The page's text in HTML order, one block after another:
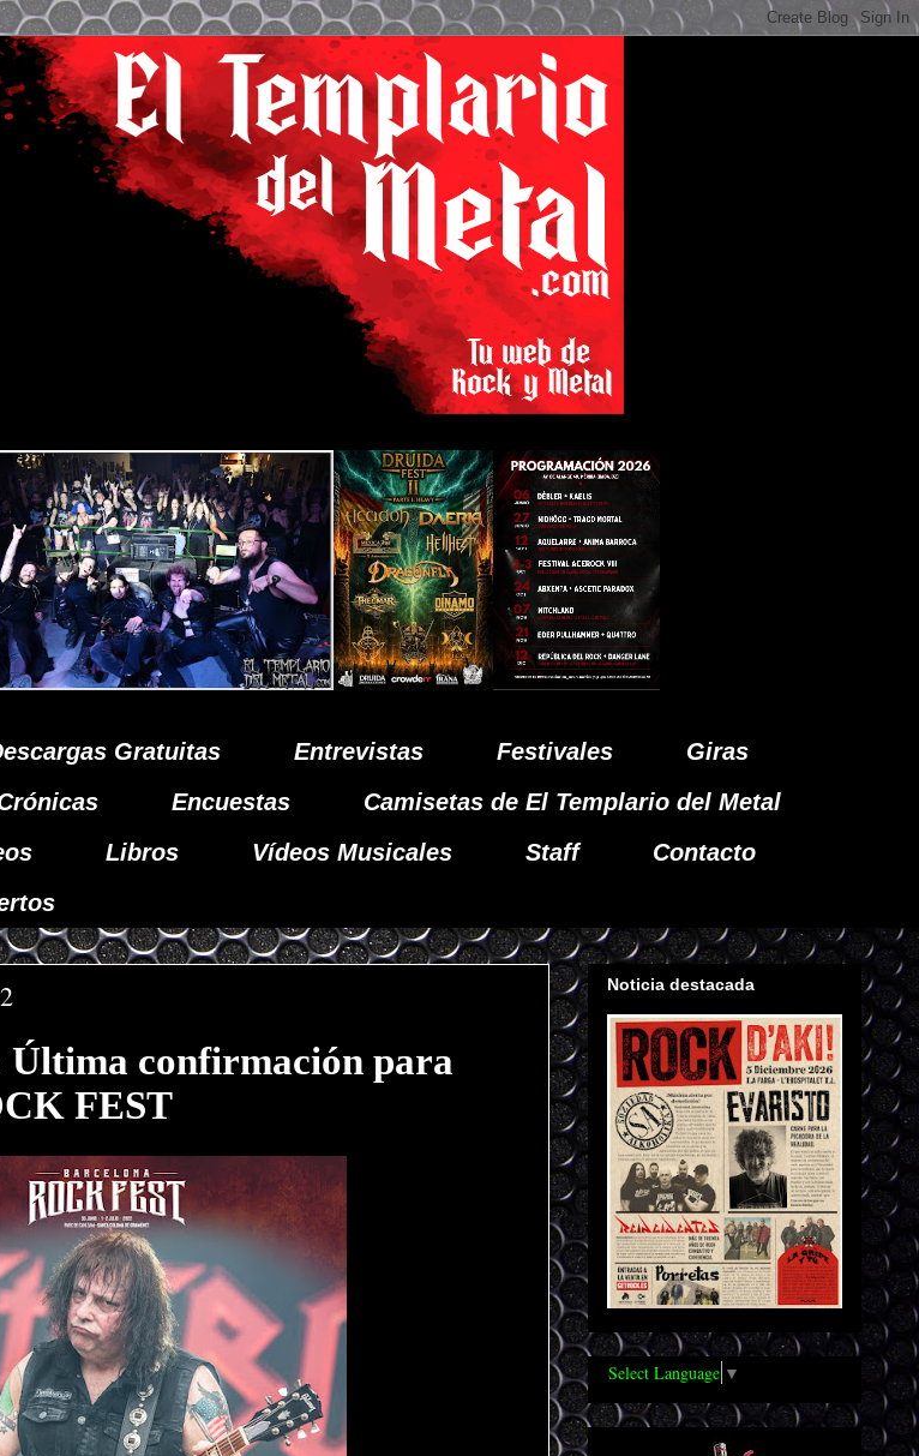
Gratuitas Entrevistas Festivales
Giras
Encuestas
Camisetas de El Templario del Metal
Libros Vídeos Musicales Staff
Contacto
Última confirmación para
FEST
Noticia destacada
Select Language ▼